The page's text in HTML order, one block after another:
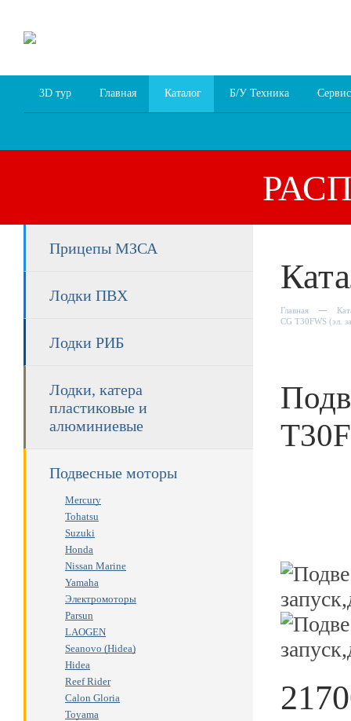
3D тур Главная Каталог Б/У Техника Сервис
Прицепы МЗСА
Лодки ПВХ
Лодки РИБ
Лодки, катера
пластиковые и
алюминиевые
Подвесные моторы
Mercury
Tohatsu
Suzuki
Honda
Nissan Marine
Yamaha
Электромоторы
Parsun
LAOGEN
Seanovo (Hidea)
Hidea
Reef Rider
Calon Gloria
Toyama
Главная
CG T30FWS (эл.